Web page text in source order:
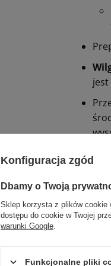
jest
Po
Konfiguracja zgód
Dbamy o Twoją
Sklep korzysta z plików cookie
dostępu do cookie w Twojej
warunki Google
Funkcjonalne pliki